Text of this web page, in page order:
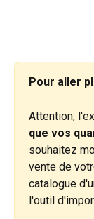
Pour aller
Attention,
que vos
souhaitez
vente de
catalogue
l'outil